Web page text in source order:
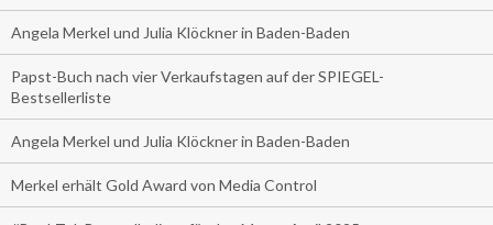
Angela Merkel und Julia Klöckner in Baden-Baden
Papst-Buch nach vier Verkaufstagen auf der SPIEGEL-
Bestsellerliste
Angela Merkel und Julia Klöckner in Baden-Baden
Merkel erhält Gold Award von Media Control